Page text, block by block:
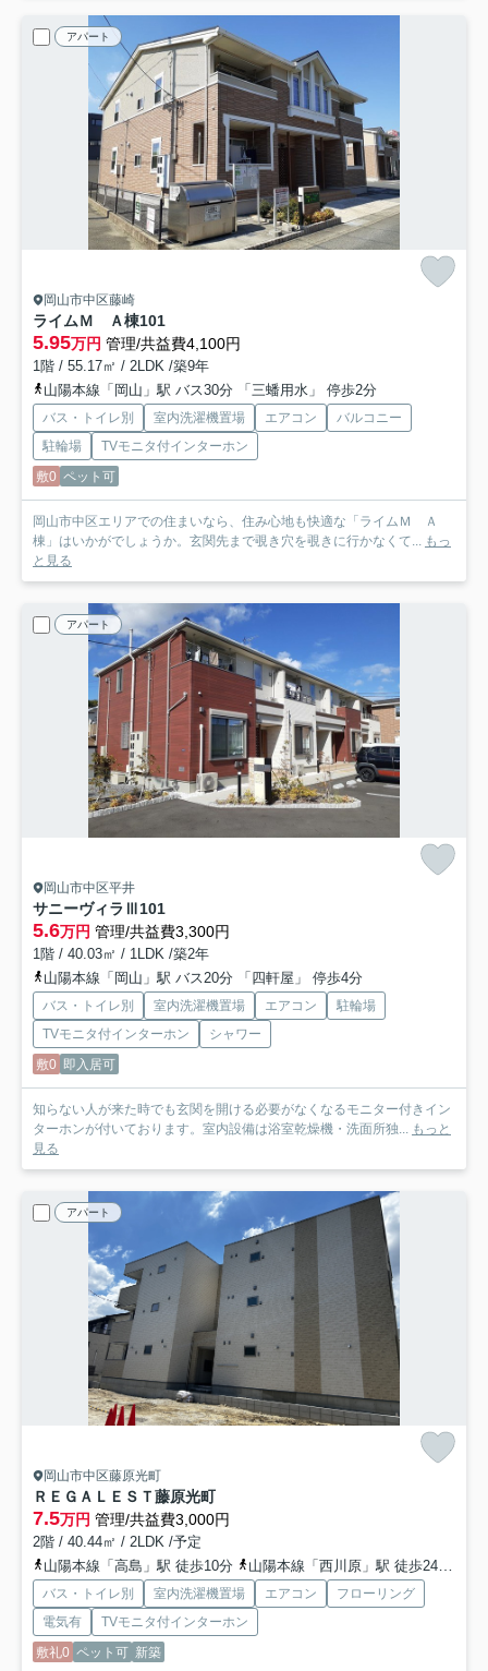
アパート
岡山市中区藤崎
ライムＭ Ａ棟101
5.95万円 管理/共益費4,100円
1階 / 55.17㎡ / 2LDK /築9年
山陽本線「岡山」駅 バス30分 「三蟠用水」 停歩2分
バス・トイレ別 室内洗濯機置場 エアコン
バルコニー
駐輪場
TVモニタ付インターホン
敷0 ペット可
岡山市中区エリアでの住まいなら、住み心地も快適な「ライムＭ Ａ
棟」はいかがでしょうか。玄関先まで覗き穴を覗きに行かなくて...
もっ
と見る
アパート
岡山市中区平井
サニーヴィラⅢ101
5.6万円 管理/共益費3,300円
1階 / 40.03㎡ / 1LDK /築2年
山陽本線「岡山」駅 バス20分 「四軒屋」 停歩4分
バス・トイレ別 室内洗濯機置場 エアコン
駐輪場
TVモニタ付インターホン
シャワー
敷0 即入居可
知らない人が来た時でも玄関を開ける必要がなくなるモニター付きイン
ターホンが付いております。室内設備は浴室乾燥機・洗面所独...
もっと
見る
アパート
岡山市中区藤原光町
ＲＥＧＡＬＥＳＴ藤原光町
7.5万円 管理/共益費3,000円
2階 / 40.44㎡ / 2LDK /予定
山陽本線「高島」駅 徒歩10分
山陽本線「西川原」駅 徒歩24分
バス・トイレ別 室内洗濯機置場 エアコン
フローリング
電気有
TVモニタ付インターホン
敷礼0 ペット可 新築